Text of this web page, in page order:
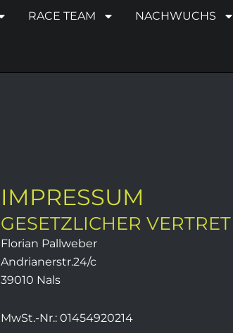
RACE TEAM NACHWUCHS
IMPRESSUM
GESETZLICHER
Florian Pallweber
Andrianerstr.24/c
39010 Nals
MwSt.-Nr.: 01454920214